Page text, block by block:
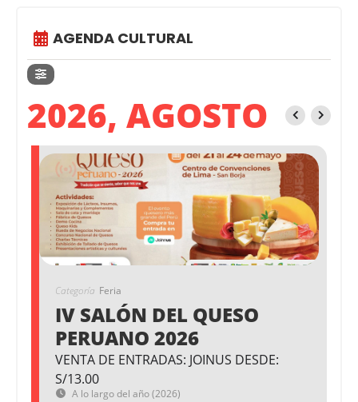
AGENDA CULTURAL
2026, AGOSTO
Categoría Feria
IV SALÓN DEL QUESO
PERUANO 2026
VENTA DE ENTRADAS: JOINUS DESDE:
S/13.00
A lo largo del año (2026)